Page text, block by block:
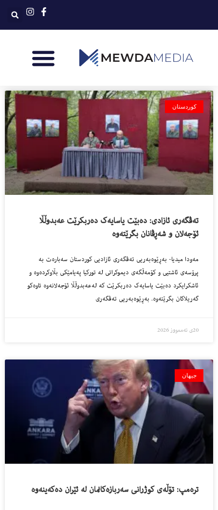
کوردستان
تەڤگەری ئازادی: دەبێت یاسایەک دەربکرێت عەبدوڵڵا
ئۆجەلان و شەڕڤانان بگرێتەوە
مەودا میدیا- بەڕێوەبەریی تەڤگەری ئازادیی کوردستان سەبارەت بە
پرۆسەی ئاشتیی و کۆمەڵگەی دیموکراتی لە تورکیا پەیامێکی بڵاوکردەوە و
ئاشکرایکرد دەبێت یاسایەک دەربکرێت کە لەعەبدوڵڵا ئۆجەلانەوە تاوەکو
گەریلاکان بگرێتەوە. بەڕێوەبەریی تەڤگەری
20ی تەممووز 2026
جیهان
ترەمپ: تۆڵەی کوژرانی سەربازەکانمان لە ئێران دەکەینەوە